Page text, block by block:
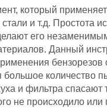
который
и т.д. Простота
его
Данный
количество
и фильтра
не происходило